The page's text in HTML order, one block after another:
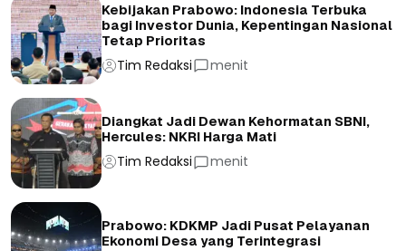
Kebijakan Prabowo: Indonesia Terbuka
bagi Investor Dunia, Kepentingan Nasional
Tetap Prioritas
Tim Redaksi menit
Diangkat Jadi Dewan Kehormatan SBNI,
Hercules: NKRI Harga Mati
Tim Redaksi menit
Prabowo: KDKMP Jadi Pusat Pelayanan
Ekonomi Desa yang Terintegrasi